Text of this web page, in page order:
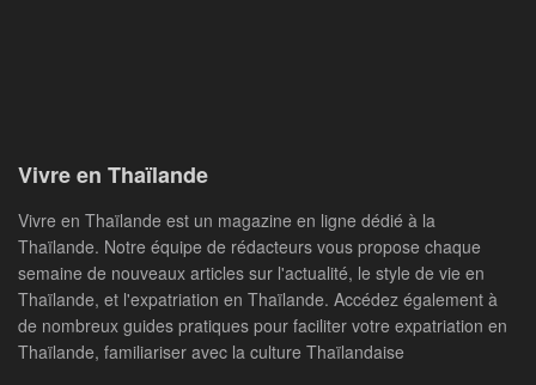
Vivre en Thaïlande
Vivre en Thaïlande est un magazine en ligne dédié à la
Thaïlande. Notre équipe de rédacteurs vous propose chaque
semaine de nouveaux articles sur l'actualité, le style de vie en
Thaïlande, et l'expatriation en Thaïlande. Accédez également à
de nombreux guides pratiques pour faciliter votre expatriation en
Thaïlande, familiariser avec la culture Thaïlandaise